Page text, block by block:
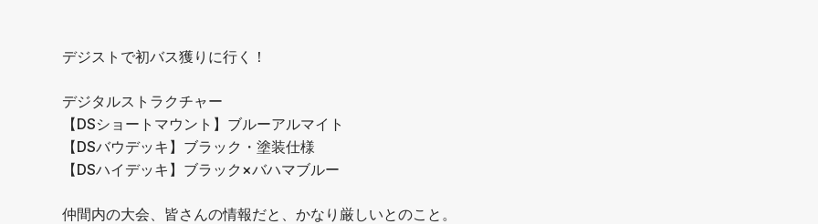
デジストで初バス獲りに行く！
デジタルストラクチャー
【DSショートマウント】ブルーアルマイト
【DSバウデッキ】ブラック・塗装仕様
【DSハイデッキ】ブラック×バハマブルー
仲間内の大会、皆さんの情報だと、かなり厳しいとのこと。